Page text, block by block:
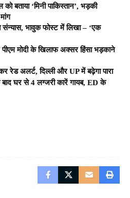
बताया ‘मिनी पाकिस्तान’, भड़की
संन्यास, भावुक फोस्ट में लिखा – ‘एक
मोदी के खिलाफ अक्सर हिंसा भड़काने
रेड अलर्ट, दिल्ली और UP में बढ़ेगा पारा
के बाद घर से 4 लग्जरी कारें गायब, ED के